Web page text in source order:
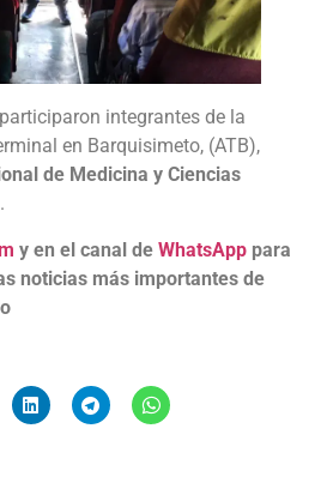
integrantes de la
en Barquisimeto, (ATB),
de Medicina y Ciencias
y en el canal de WhatsApp para
noticias más importantes de